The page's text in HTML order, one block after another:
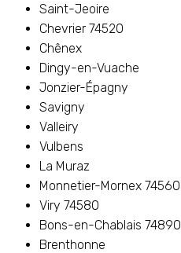
Saint-Jeoire
Chevrier 74520
Chênex
Dingy-en-Vuache
Jonzier-Épagny
Savigny
Valleiry
Vulbens
La Muraz
Monnetier-Mornex 74560
Viry 74580
Bons-en-Chablais 74890
Brenthonne